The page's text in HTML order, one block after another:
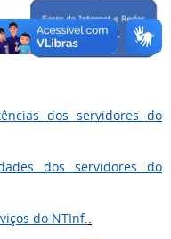
dos servidores do
dos servidores do
do NTInf..